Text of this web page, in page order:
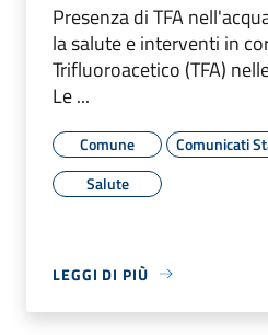
Presenza di TFA
la salute e interventi in
Trifluoroacetico (TFA)
Le ...
Comune Comunicati
Salute
LEGGI DI PIÙ